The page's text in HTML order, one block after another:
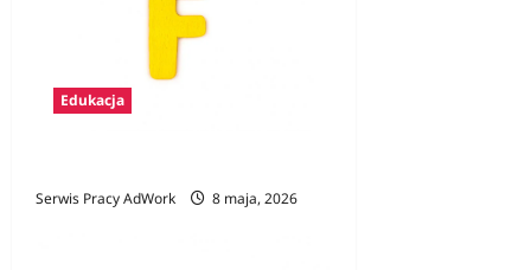
Edukacja
Serwis Pracy AdWork 8 maja, 2026